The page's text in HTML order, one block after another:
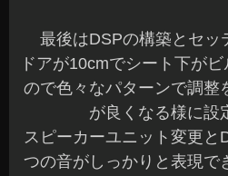
最後はDSPの構築とセッ
ドアが10cmでシート下が
ので色々なパターンで調整
が良くなる様に設
スピーカーユニット変更と
つの音がしっかりと表現で